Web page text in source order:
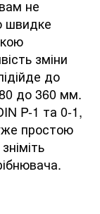
не
швидке
зміни
до
до 360 мм.
P-1 та 0-1,
простою